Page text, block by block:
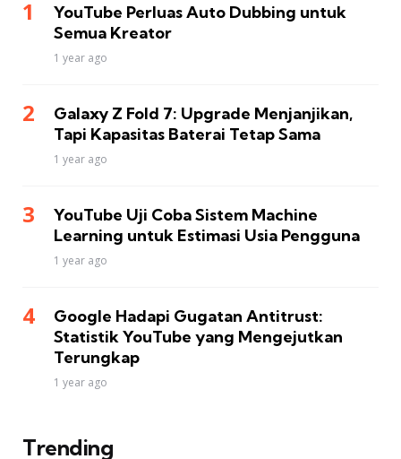
YouTube Perluas Auto Dubbing untuk
Semua Kreator
1 year ago
Galaxy Z Fold 7: Upgrade Menjanjikan,
Tapi Kapasitas Baterai Tetap Sama
1 year ago
YouTube Uji Coba Sistem Machine
Learning untuk Estimasi Usia Pengguna
1 year ago
Google Hadapi Gugatan Antitrust:
Statistik YouTube yang Mengejutkan
Terungkap
1 year ago
Trending